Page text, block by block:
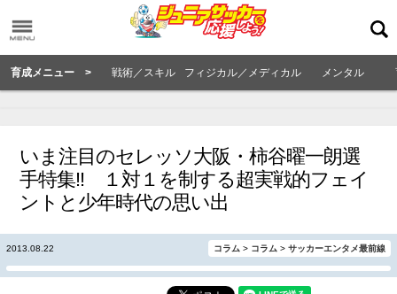
育成メニュー > 戦術／スキル フィジカル／メディカル メンタル
いま注目のセレッソ大阪・柿谷曜一朗選
手特集!! １対１を制する超実戦的フェイ
ントと少年時代の思い出
2013.08.22 コラム > コラム > サッカーエンタメ最前線